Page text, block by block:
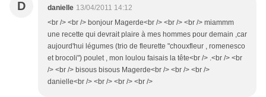
D danielle 13/04/2011 14:12
<br /> <br /> bonjour Magerde<br /> <br /> <br /> miammm
une recette qui devrait plaire à mes hommes pour demain ,car
aujourd'hui légumes (trio de fleurette "chouxfleur , romenesco
et brocoli") poulet , mon loulou faisais la tête<br /> .<br /> <br
/> <br /> bisous bisous Magerde<br /> <br /> <br />
danielle<br /> <br /> <br /> <br />